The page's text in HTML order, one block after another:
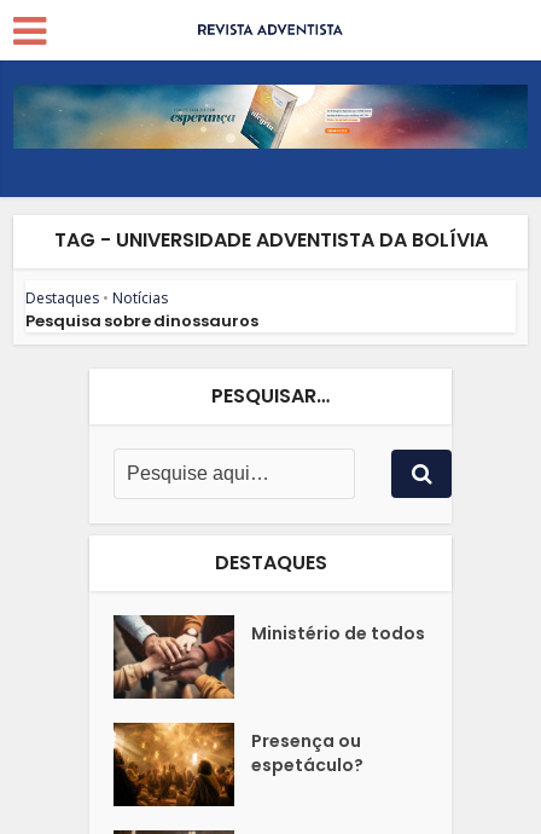
TAG - UNIVERSIDADE ADVENTISTA DA BOLÍVIA
Destaques • Notícias
Pesquisa sobre dinossauros
PESQUISAR…
DESTAQUES
Ministério de todos
Presença ou
espetáculo?